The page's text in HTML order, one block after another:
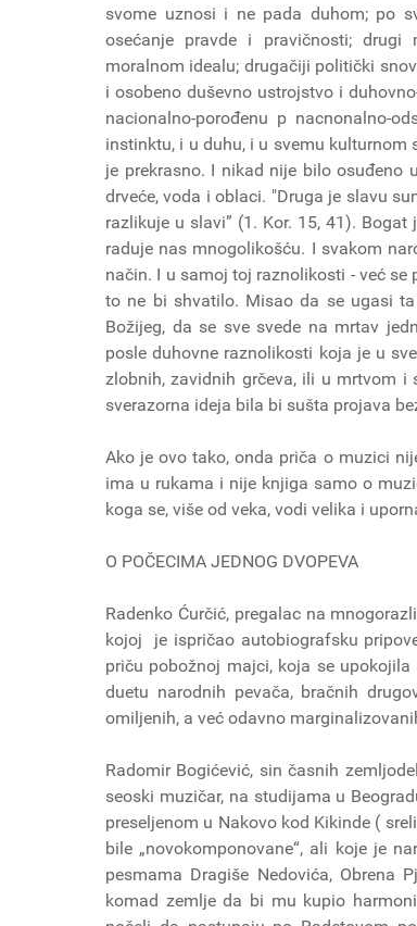
svome uznosi i ne pada duhom; po
osećanje pravde i pravičnosti; drugi
moralnom idealu; drugačiji politički
i osobeno duševno ustrojstvo i
nacionalno-porođenu p nacnonalno-
instinktu, i u duhu, i u svemu kulturnom
je prekrasno. I nikad nije bilo osuđeno
drveće, voda i oblaci. "Druga je slavu
razlikuje u slavi” (1. Kor. 15, 41).
raduje nas mnogolikošću. I svakom
način. I u samoj toj raznolikosti - već
to ne bi shvatilo. Misao da se ugasi
Božijeg, da se sve svede na mrtav
posle duhovne raznolikosti koja je u
zlobnih, zavidnih grčeva, ili u mrtvom i
sverazorna ideja bila bi sušta projava
Ako je ovo tako, onda priča o muzici
ima u rukama i nije knjiga samo o
koga se, više od veka, vodi velika i
O POČECIMA JEDNOG DVOPEVA
Radenko Ćurčić, pregalac na
kojoj je ispričao autobiografsku
priču pobožnoj majci, koja se
duetu narodnih pevača, bračnih
omiljenih, a već odavno
Radomir Bogićević, sin časnih
seoski muzičar, na studijama u
preseljenom u Nakovo kod Kikinde (
bile „novokomponovane“, ali koje je
pesmama Dragiše Nedovića, Obrena
komad zemlje da bi mu kupio